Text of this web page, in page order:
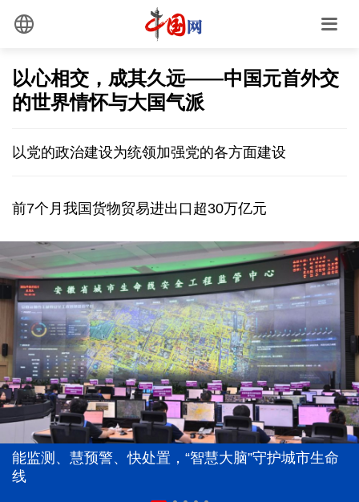
以心相交，成其久远——中国元首外交
的世界情怀与大国气派
以党的政治建设为统领加强党的各方面建设
前7个月我国货物贸易进出口超30万亿元
能监测、慧预警、快处置，“智慧大脑”守护城市生命
线